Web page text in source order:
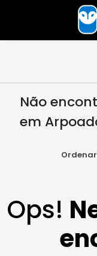
Não
em
Ops!